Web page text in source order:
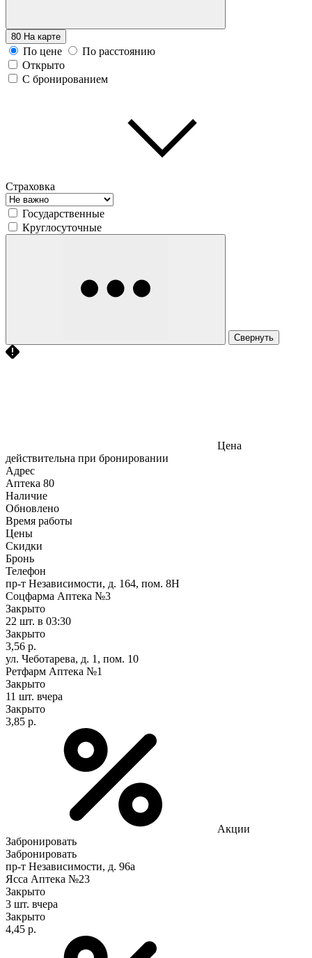
80 На карте
По цене
По расстоянию
Открыто
С бронированием
Страховка
Государственные
Круглосуточные
Свернуть
Цена
действительна при бронировании
Адрес
Аптека 80
Наличие
Обновлено
Время работы
Цены
Скидки
Бронь
Телефон
пр-т Независимости, д. 164, пом. 8Н
Соцфарма Аптека №3
Закрыто
22 шт. в 03:30
Закрыто
3,56 р.
ул. Чеботарева, д. 1, пом. 10
Ретфарм Аптека №1
Закрыто
11 шт. вчера
Закрыто
3,85 р.
Акции
Забронировать
Забронировать
пр-т Независимости, д. 96а
Ясса Аптека №23
Закрыто
3 шт. вчера
Закрыто
4,45 р.